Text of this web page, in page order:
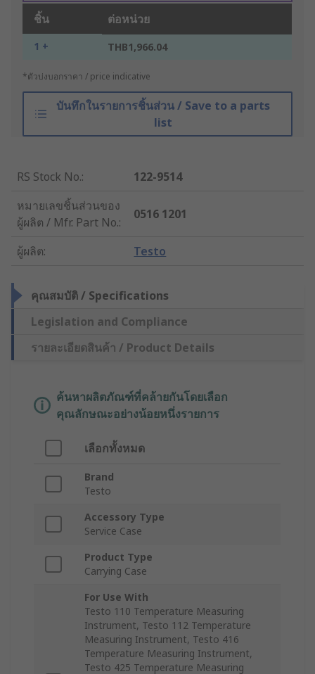
ชิ้น ต่อหน่วย
1 + THB1,966.04
*ตัวบ่งบอกราคา / price indicative
บันทึกในรายการชิ้นส่วน / Save to a parts
list
RS Stock No.:
122-9514
หมายเลขชิ้นส่วนของ
ผู้ผลิต / Mfr. Part No.:
0516 1201
ผู้ผลิต: Testo
คุณสมบัติ / Specifications
Legislation and Compliance
รายละเอียดสินค้า / Product Details
ค้นหาผลิตภัณฑ์ที่คล้ายกันโดยเลือก
คุณลักษณะอย่างน้อยหนึ่งรายการ
เลือกทั้งหมด
Brand
Testo
Accessory Type
Service Case
Product Type
Carrying Case
For Use With
Testo 110 Temperature Measuring
Instrument, Testo 112 Temperature
Measuring Instrument, Testo 416
Temperature Measuring Instrument,
Testo 425 Temperature Measuring